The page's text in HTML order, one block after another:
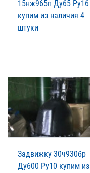
15нж965п Ду65 Ру16
купим из наличия 4
штуки
Задвижку 30ч930бр
Ду600 Ру10 купим из